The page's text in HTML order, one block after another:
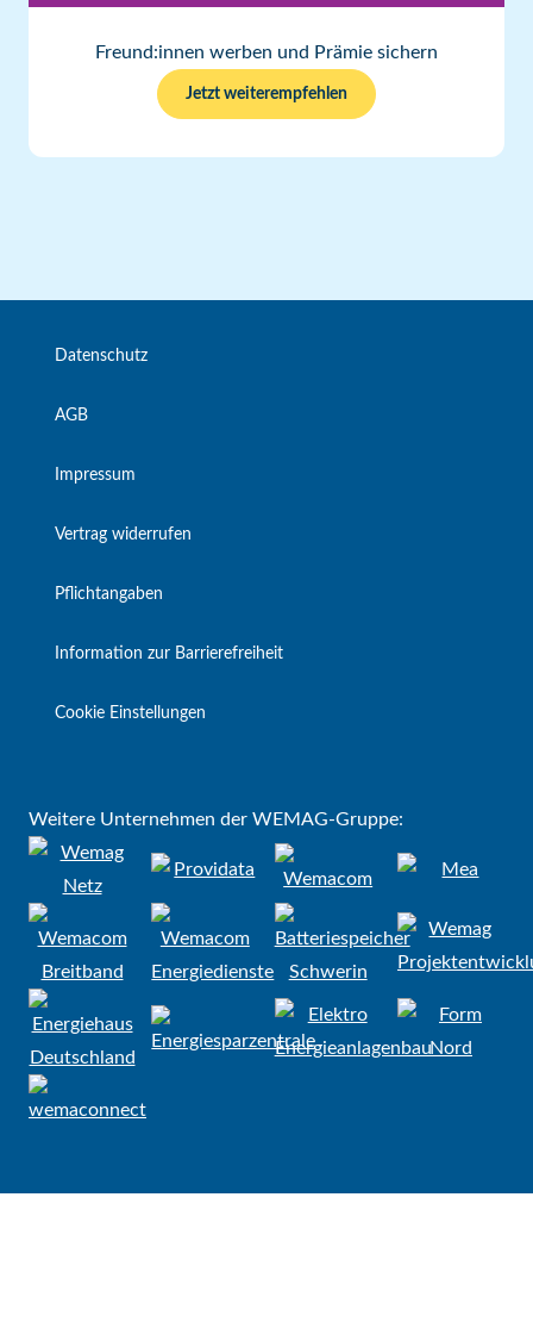
Freund:innen werben und Prämie sichern
Jetzt weiterempfehlen
Datenschutz
AGB
Impressum
Vertrag widerrufen
Pflichtangaben
Information zur Barrierefreiheit
Cookie Einstellungen
Weitere Unternehmen der WEMAG-Gruppe: